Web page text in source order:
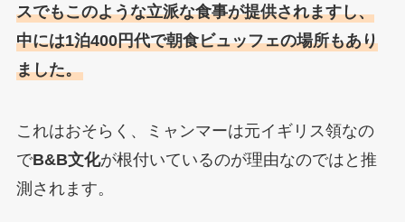
スでもこのような立派な食事が提供されますし、
中には1泊400円代で朝食ビュッフェの場所もあり
ました。
これはおそらく、ミャンマーは元イギリス領なの
でB&B文化が根付いているのが理由なのではと推
測されます。